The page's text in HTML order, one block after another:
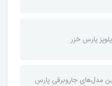
پارس خزر
بهترین مدل‌های جاروبرقی پارس